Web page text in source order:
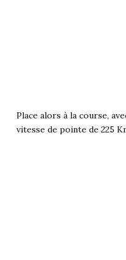
Place alors à la course,
vitesse de pointe de 225